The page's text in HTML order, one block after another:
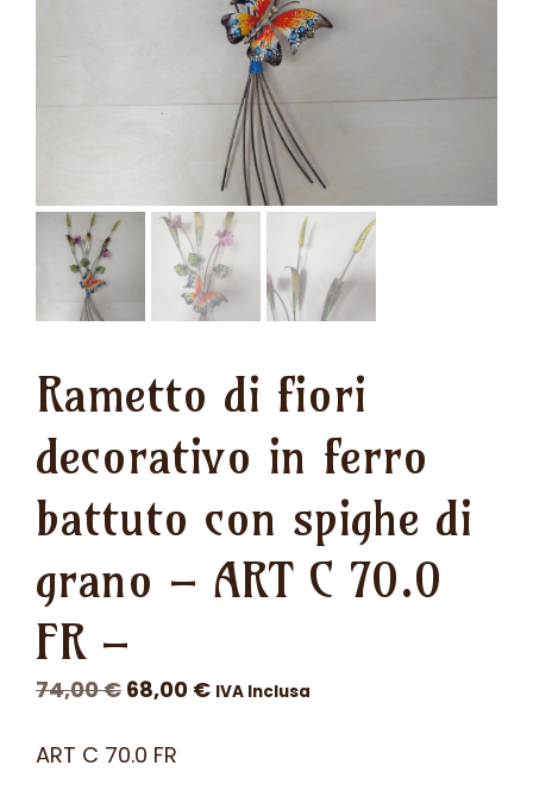
Rametto di fiori
decorativo in ferro
battuto con spighe di
grano – ART C 70.0
FR –
74,00€ Il
originale
68,00 €IlIVA Inclusa
ART C 70.0 FR